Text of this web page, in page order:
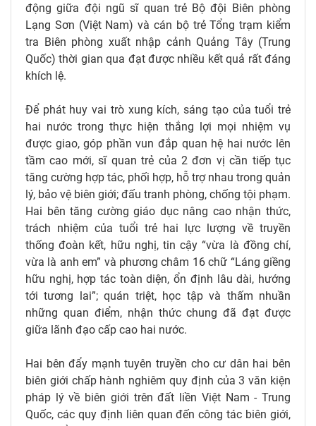
động giữa đội ngũ sĩ quan trẻ Bộ đội Biên phòng
Lạng Sơn (Việt Nam) và cán bộ trẻ Tổng trạm kiểm
tra Biên phòng xuất nhập cảnh Quảng Tây (Trung
Quốc) thời gian qua đạt được nhiều kết quả rất đáng
khích lệ.
Để phát huy vai trò xung kích, sáng tạo của tuổi trẻ
hai nước trong thực hiện thắng lợi mọi nhiệm vụ
được giao, góp phần vun đắp quan hệ hai nước lên
tầm cao mới, sĩ quan trẻ của 2 đơn vị cần tiếp tục
tăng cường hợp tác, phối hợp, hỗ trợ nhau trong quản
lý, bảo vệ biên giới; đấu tranh phòng, chống tội phạm.
Hai bên tăng cường giáo dục nâng cao nhận thức,
trách nhiệm của tuổi trẻ hai lực lượng về truyền
thống đoàn kết, hữu nghị, tin cậy “vừa là đồng chí,
vừa là anh em” và phương châm 16 chữ “Láng giềng
hữu nghị, hợp tác toàn diện, ổn định lâu dài, hướng
tới tương lai”; quán triệt, học tập và thấm nhuần
những quan điểm, nhận thức chung đã đạt được
giữa lãnh đạo cấp cao hai nước.
Hai bên đẩy mạnh tuyên truyền cho cư dân hai bên
biên giới chấp hành nghiêm quy định của 3 văn kiện
pháp lý về biên giới trên đất liền Việt Nam - Trung
Quốc, các quy định liên quan đến công tác biên giới,